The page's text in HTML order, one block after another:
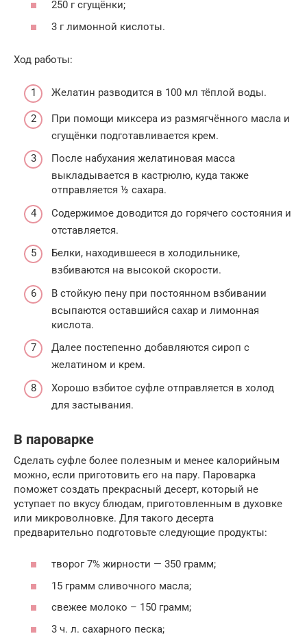
250 г сгущёнки;
3 г лимонной кислоты.
Ход работы:
Желатин разводится в 100 мл тёплой воды.
При помощи миксера из размягчённого масла и
сгущёнки подготавливается крем.
После набухания желатиновая масса
выкладывается в кастрюлю, куда также
отправляется ½ сахара.
Содержимое доводится до горячего состояния и
отставляется.
Белки, находившееся в холодильнике,
взбиваются на высокой скорости.
В стойкую пену при постоянном взбивании
всыпаются оставшийся сахар и лимонная
кислота.
Далее постепенно добавляются сироп с
желатином и крем.
Хорошо взбитое суфле отправляется в холод
для застывания.
В пароварке
Сделать суфле более полезным и менее калорийным
можно, если приготовить его на пару. Пароварка
поможет создать прекрасный десерт, который не
уступает по вкусу блюдам, приготовленным в духовке
или микроволновке. Для такого десерта
предварительно подготовьте следующие продукты:
творог 7% жирности — 350 грамм;
15 грамм сливочного масла;
свежее молоко – 150 грамм;
3 ч. л. сахарного песка;